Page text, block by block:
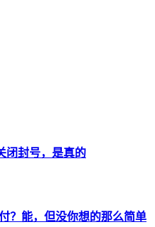
闭封号，是真的
？能，但没你想的那么简单